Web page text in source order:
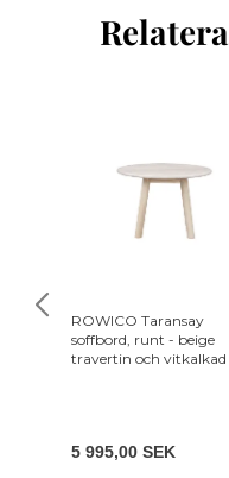
ROWICO Taransay
soffbord, runt - beige
travertin och vitkalkad
5 995,00 SEK